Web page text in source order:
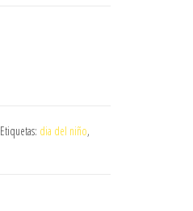
Etiquetas: dia del niño,